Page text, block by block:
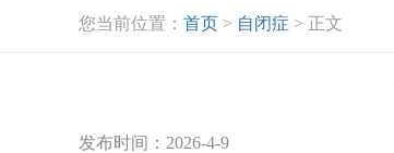
您当前位置： 首页 > 自闭症 > 正文
发布时间：2026-4-9